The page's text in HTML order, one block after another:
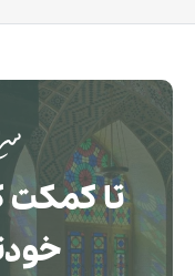
تا کمکت